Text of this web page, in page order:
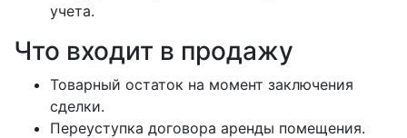
учета.
Что входит в продажу
Товарный остаток на момент заключения
сделки.
Переуступка договора аренды помещения.